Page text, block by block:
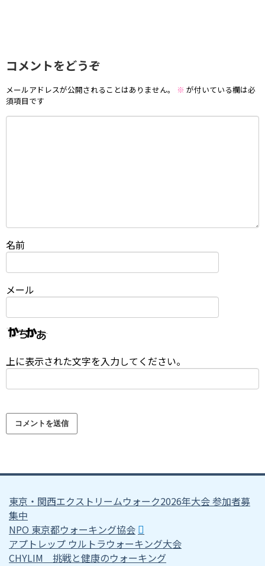
コメントをどうぞ
メールアドレスが公開されることはありません。 ※ が付いている欄は必
須項目です
名前
メール
上に表示された文字を入力してください。
東京・関西エクストリームウォーク2026年大会 参加者募
集中
NPO 東京都ウォーキング協会
アプトレップ ウルトラウォーキング大会
CHYLIM 挑戦と健康のウォーキング